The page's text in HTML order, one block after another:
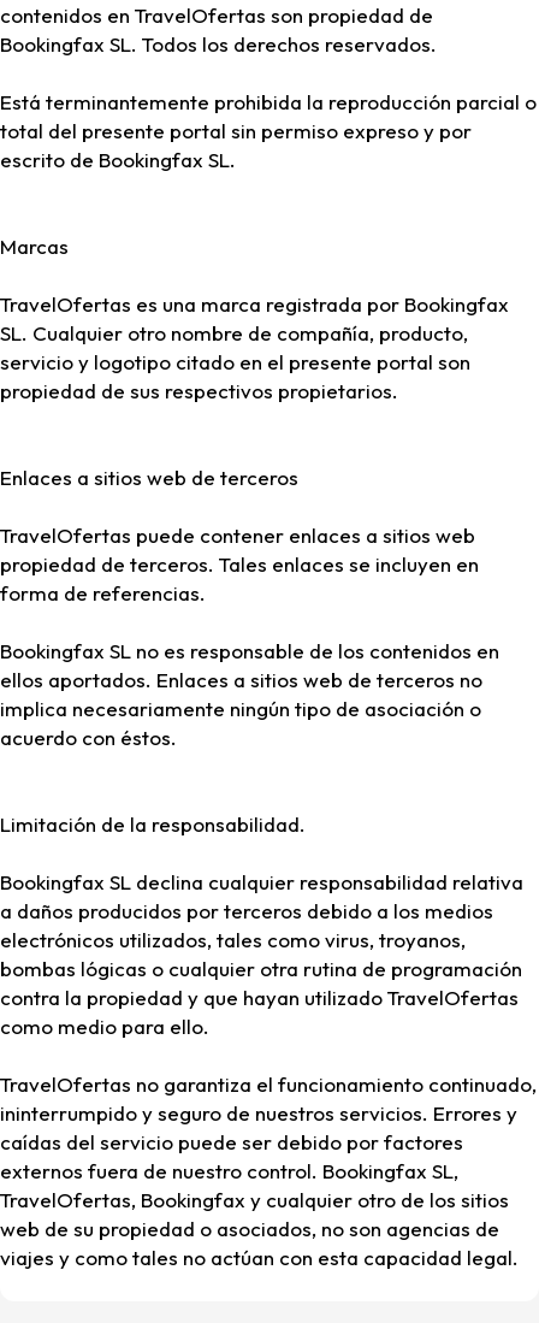
contenidos en TravelOfertas son propiedad de
Bookingfax SL. Todos los derechos reservados.
Está terminantemente prohibida la reproducción parcial o
total del presente portal sin permiso expreso y por
escrito de Bookingfax SL.
Marcas
TravelOfertas es una marca registrada por Bookingfax
SL. Cualquier otro nombre de compañía, producto,
servicio y logotipo citado en el presente portal son
propiedad de sus respectivos propietarios.
Enlaces a sitios web de terceros
TravelOfertas puede contener enlaces a sitios web
propiedad de terceros. Tales enlaces se incluyen en
forma de referencias.
Bookingfax SL no es responsable de los contenidos en
ellos aportados. Enlaces a sitios web de terceros no
implica necesariamente ningún tipo de asociación o
acuerdo con éstos.
Limitación de la responsabilidad.
Bookingfax SL declina cualquier responsabilidad relativa
a daños producidos por terceros debido a los medios
electrónicos utilizados, tales como virus, troyanos,
bombas lógicas o cualquier otra rutina de programación
contra la propiedad y que hayan utilizado TravelOfertas
como medio para ello.
TravelOfertas no garantiza el funcionamiento continuado,
ininterrumpido y seguro de nuestros servicios. Errores y
caídas del servicio puede ser debido por factores
externos fuera de nuestro control. Bookingfax SL,
TravelOfertas, Bookingfax y cualquier otro de los sitios
web de su propiedad o asociados, no son agencias de
viajes y como tales no actúan con esta capacidad legal.